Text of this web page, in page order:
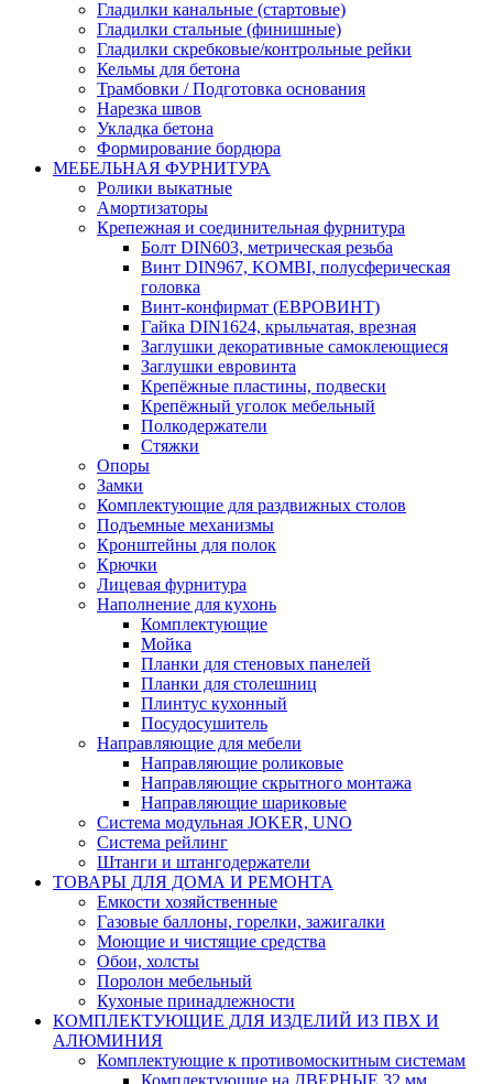
Гладилки канальные (стартовые)
Гладилки стальные (финишные)
Гладилки скребковые/контрольные рейки
Кельмы для бетона
Трамбовки / Подготовка основания
Нарезка швов
Укладка бетона
Формирование бордюра
МЕБЕЛЬНАЯ ФУРНИТУРА
Ролики выкатные
Амортизаторы
Крепежная и соединительная фурнитура
Болт DIN603, метрическая резьба
Винт DIN967, KOMBI, полусферическая
головка
Винт-конфирмат (ЕВРОВИНТ)
Гайка DIN1624, крыльчатая, врезная
Заглушки декоративные самоклеющиеся
Заглушки евровинта
Крепёжные пластины, подвески
Крепёжный уголок мебельный
Полкодержатели
Стяжки
Опоры
Замки
Комплектующие для раздвижных столов
Подъемные механизмы
Кронштейны для полок
Крючки
Лицевая фурнитура
Наполнение для кухонь
Комплектующие
Мойка
Планки для стеновых панелей
Планки для столешниц
Плинтус кухонный
Посудосушитель
Направляющие для мебели
Направляющие роликовые
Направляющие скрытного монтажа
Направляющие шариковые
Система модульная JOKER, UNO
Система рейлинг
Штанги и штангодержатели
ТОВАРЫ ДЛЯ ДОМА И РЕМОНТА
Емкости хозяйственные
Газовые баллоны, горелки, зажигалки
Моющие и чистящие средства
Обои, холсты
Поролон мебельный
Кухоные принадлежности
КОМПЛЕКТУЮЩИЕ ДЛЯ ИЗДЕЛИЙ ИЗ ПВХ И
АЛЮМИНИЯ
Комплектующие к противомоскитным системам
Комплектующие на ДВЕРНЫЕ 32 мм